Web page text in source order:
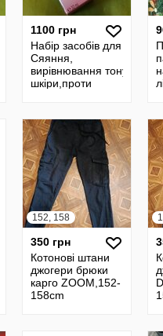
1100 грн
Набір засобів для
Сяяння,
вирівнювання тону
шкіри,проти
152, 158
350 грн
Котонові штани
джогери брюки
карго ZOOM,152-
158cm